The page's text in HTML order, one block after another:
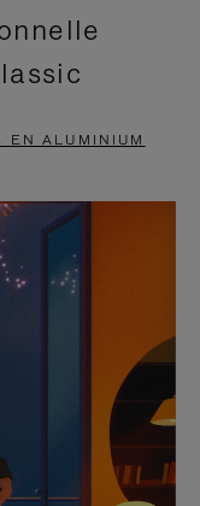
EN ALUMINIUM